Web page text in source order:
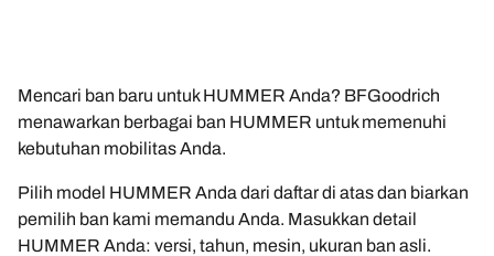
Mencari ban baru untuk HUMMER Anda? BFGoodrich
menawarkan berbagai ban HUMMER untuk memenuhi
kebutuhan mobilitas Anda.
Pilih model HUMMER Anda dari daftar di atas dan biarkan
pemilih ban kami memandu Anda. Masukkan detail
HUMMER Anda: versi, tahun, mesin, ukuran ban asli.